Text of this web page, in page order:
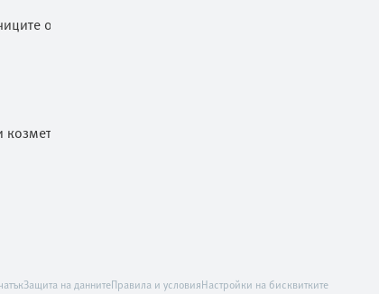
от ниво 1
промишленост
Защита на даннитеПравила и условияНастройки на бисквитките